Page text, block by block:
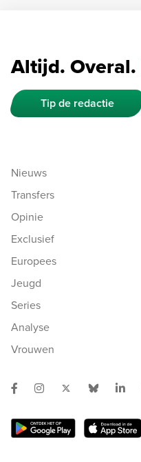
Altijd. Overal.
Tip de redactie
Nieuws
Transfers
Opinie
Exclusief
Europees
Jeugd
Series
Analyse
Vrouwen